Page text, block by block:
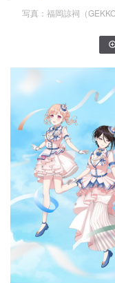
写真：福岡諒祠（